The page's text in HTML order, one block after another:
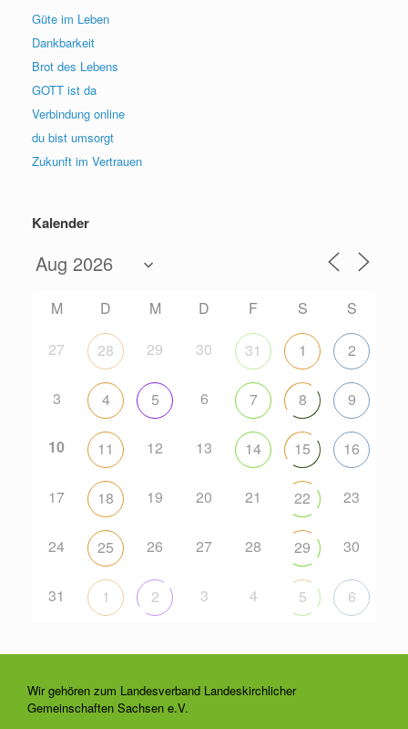
Güte im Leben
Dankbarkeit
Brot des Lebens
GOTT ist da
Verbindung online
du bist umsorgt
Zukunft im Vertrauen
Kalender
M D M D F S
S
27
28 29 30 31 1 2
3 4 5 6 7 8 9
10 11 12 13 14 15 16
17 18 19 20 21 22 23
24 25 26 27 28 29 30
31 1 2 3 4 5 6
Wir gehören zum Landesverband Landeskirchlicher
Gemeinschaften Sachsen e.V.